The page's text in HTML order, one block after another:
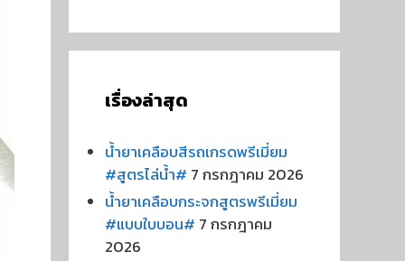
เรื่องล่าสุด
น้ำยาเคลือบสีรถเกรดพรีเมี่ยม
#สูตรไล่น้ำ# 7 กรกฎาคม 2026
น้ำยาเคลือบกระจกสูตรพรีเมี่ยม
#แบบใบบอน# 7 กรกฎาคม
2026